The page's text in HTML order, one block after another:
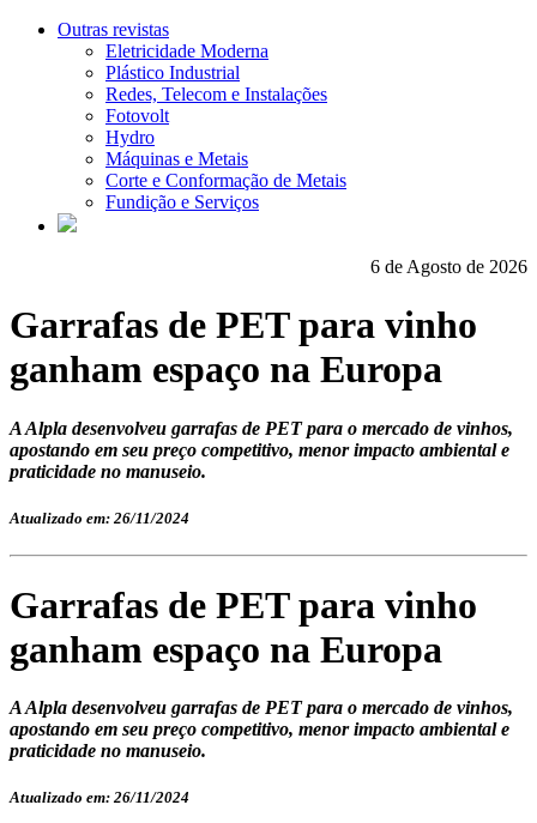
Outras revistas
Eletricidade Moderna
Plástico Industrial
Redes, Telecom e Instalações
Fotovolt
Hydro
Máquinas e Metais
Corte e Conformação de Metais
Fundição e Serviços
6 de Agosto de 2026
Garrafas de PET para vinho
ganham espaço na Europa
A Alpla desenvolveu garrafas de PET para o mercado de vinhos,
apostando em seu preço competitivo, menor impacto ambiental e
praticidade no manuseio.
Atualizado em: 26/11/2024
Garrafas de PET para vinho
ganham espaço na Europa
A Alpla desenvolveu garrafas de PET para o mercado de vinhos,
apostando em seu preço competitivo, menor impacto ambiental e
praticidade no manuseio.
Atualizado em: 26/11/2024